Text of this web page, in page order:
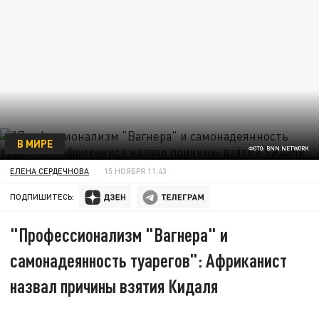
ФОТО: BNN.NETWORK
В МИРЕ
ЕЛЕНА СЕРДЕЧНОВА 15 НОЯБРЯ 11:43
ПОДПИШИТЕСЬ:
"Профессионализм "Вагнера" и
самонадеянность туарегов": Африканист
назвал причины взятия Кидаля